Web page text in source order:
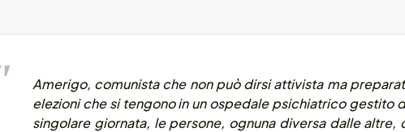
Amerigo, comunista che non può dirsi attivista ma
elezioni che si tengono in un ospedale psichiatrico gestito
singolare giornata, le persone, ognuna diversa dalle